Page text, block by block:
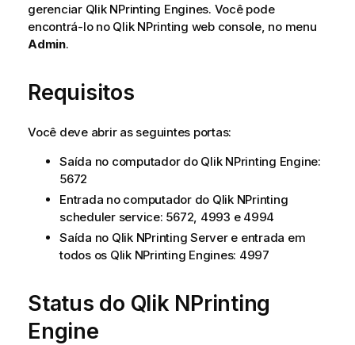
gerenciar Qlik NPrinting Engines. Você pode
encontrá-lo no Qlik NPrinting web console, no menu
Admin.
Requisitos
Você deve abrir as seguintes portas:
Saída no computador do Qlik NPrinting Engine:
5672
Entrada no computador do Qlik NPrinting
scheduler service: 5672, 4993 e 4994
Saída no Qlik NPrinting Servere entrada em
todos os Qlik NPrinting Engines: 4997
Status do Qlik NPrinting
Engine